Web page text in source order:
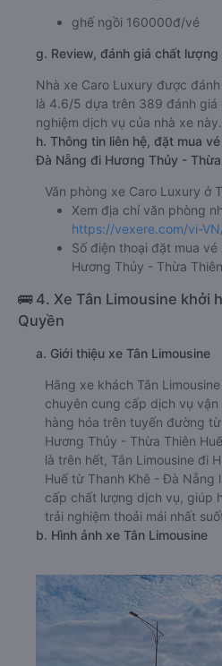
ghế ngồi 160000đ/vé
g. Review, đánh giá chất lượng
Nhà xe Caro Luxury được
là 4.6/5 dựa trên 389 đánh giá
nghiệm dịch vụ của nhà xe này.
h. Thông tin liên hệ, đặt mua
Đà Nẵng đi Hương Thủy -
Văn phòng xe Caro Luxury ở
Xem địa chỉ văn phòng
https://vexere.com/vi-
Số điện thoại đặt mua
Hương Thủy - Thừa
🚌 4. Xe Tân Limousine khởi
Quyền
a. Giới thiệu xe Tân Limousine
Hãng xe khách Tân
chuyên cung cấp dịch vụ
hàng hóa trên tuyến đường
Hương Thủy - Thừa Thiên
là trên hết, Tân Limousine đi
Huế từ Thanh Khê - Đà Nẵng
cấp chất lượng dịch vụ, giúp
trải nghiệm thoải mái nhất
b. Hình ảnh xe Tân Limousine